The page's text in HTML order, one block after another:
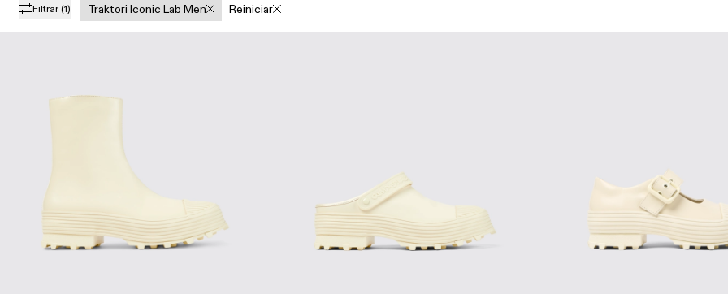
Filtrar (1) Traktori Iconic Lab Men Reiniciar